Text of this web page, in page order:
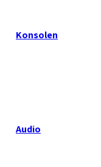
Konsolen
Audio